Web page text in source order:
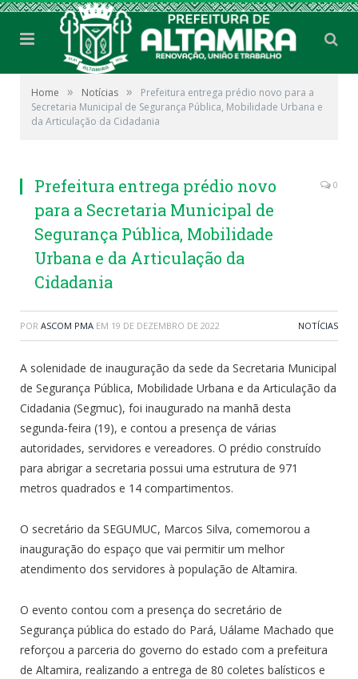
Home » Notícias »
Prefeitura entrega prédio novo para a
Secretaria Municipal de Segurança Pública, Mobilidade Urbana e
da Articulação da Cidadania
Prefeitura entrega prédio novo
para a Secretaria Municipal de
Segurança Pública, Mobilidade
Urbana e da Articulação da
Cidadania
0
POR ASCOM PMA EM 19 DE DEZEMBRO DE 2022 NOTÍCIAS
A solenidade de inauguração da sede da Secretaria Municipal
de Segurança Pública, Mobilidade Urbana e da Articulação da
Cidadania (Segmuc), foi inaugurado na manhã desta
segunda-feira (19), e contou a presença de várias
autoridades, servidores e vereadores. O prédio construído
para abrigar a secretaria possui uma estrutura de 971
metros quadrados e 14 compartimentos.
O secretário da SEGUMUC, Marcos Silva, comemorou a
inauguração do espaço que vai permitir um melhor
atendimento dos servidores à população de Altamira.
O evento contou com a presença do secretário de
Segurança pública do estado do Pará, Uálame Machado que
reforçou a parceria do governo do estado com a prefeitura
de Altamira, realizando a entrega de 80 coletes balísticos e